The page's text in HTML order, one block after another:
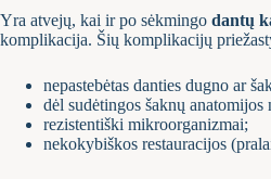
Yra atvejų, kai ir po sėkmingo dantų
komplikacija. Šių komplikacijų
nepastebėtas danties dugno ar
dėl sudėtingos šaknų
rezistentiški mikroorganizmai;
nekokybiškos restauracijos